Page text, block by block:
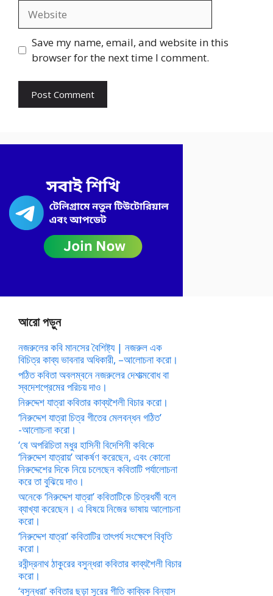
Save my name, email, and website in this
browser for the next time I comment.
আরো পড়ুন
নজরুলের কবি মানসের বৈশিষ্ট্য | নজরুল এক
বিচিত্র কাব্য ভাবনার অধিকারী, –আলোচনা করো।
পঠিত কবিতা অবলম্বনে নজরুলের দেশাত্মবোধ বা
স্বদেশপ্রেমের পরিচয় দাও।
নিরুদ্দেশ যাত্রা কবিতার কাব্যশৈলী বিচার করো।
‘নিরুদ্দেশ যাত্রা চিত্র গীতের মেলবন্ধন গঠিত’
-আলোচনা করো।
‘ষে অপরিচিতা মধুর হাসিনী বিদেশিনী কবিকে
‘নিরুদ্দেশ যাত্রায়’ আকর্ষণ করেছেন, এবং কোনো
নিরুদ্দেশের দিকে নিয়ে চলেছেন কবিতাটি পর্যালোচনা
করে তা বুঝিয়ে দাও।
অনেকে ‘নিরুদ্দেশ যাত্রা’ কবিতাটিকে চিত্রধর্মী বলে
ব্যাখ্যা করেছেন। এ বিষয়ে নিজের ভাষায় আলোচনা
করো।
‘নিরুদ্দেশ যাত্রা’ কবিতাটির তাৎপর্য সংক্ষেপে বিবৃতি
করো।
রবীন্দ্রনাথ ঠাকুরের বসুন্ধরা কবিতার কাব্যশৈলী বিচার
করো।
‘বসুন্ধরা’ কবিতার ছড়া সুরের গীতি কাব্যিক বিন্যাস